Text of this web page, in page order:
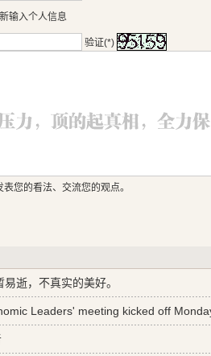
输入个人信息
验证(*)
您的看法、交流您的观点。
逝，不真实的美好。
Leaders' meeting kicked off